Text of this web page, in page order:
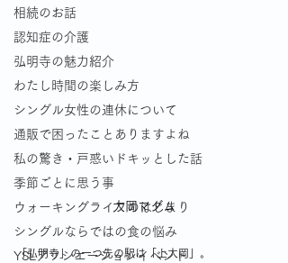
相続のお話
認知症の介護
弘明寺の魅力紹介
わたし時間の楽しみ方
シングル女性の連休について
通販で困ったことありますよね
私の驚き・戸惑いドキッとした話
季節ごとに思う事
ウォーキングライフのはじまり
シングルならではの食の悩み
YSLアソシエーションイベント
大岡マダム
「弘明寺」の一つ先の駅は「上大岡」。